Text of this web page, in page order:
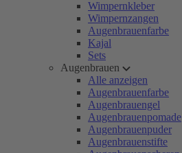
Wimpernkleber
Wimpernzangen
Augenbrauenfarbe
Kajal
Sets
Augenbrauen
Alle anzeigen
Augenbrauenfarbe
Augenbrauengel
Augenbrauenpomade
Augenbrauenpuder
Augenbrauenstifte